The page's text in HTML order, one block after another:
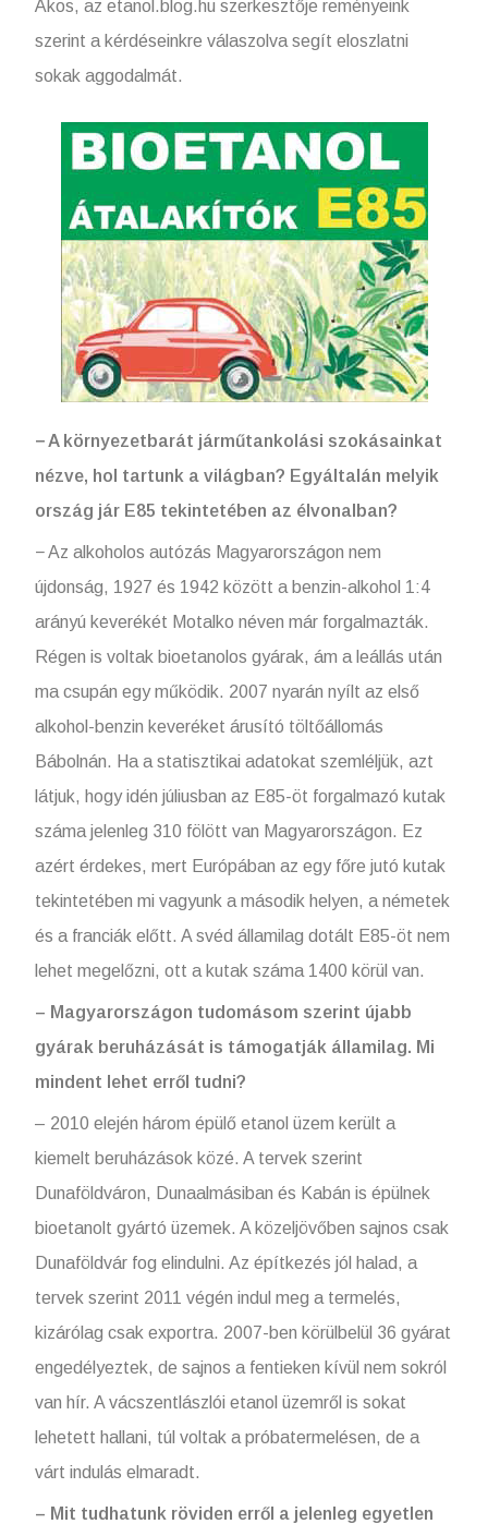
Ákos, az etanol.blog.hu szerkesztője reményeink
szerint a kérdéseinkre válaszolva segít eloszlatni
sokak aggodalmát.
− A környezetbarát járműtankolási szokásainkat
nézve, hol tartunk a világban? Egyáltalán melyik
ország jár E85 tekintetében az élvonalban?
− Az alkoholos autózás Magyarországon nem
újdonság, 1927 és 1942 között a benzin-alkohol 1:4
arányú keverékét Motalko néven már forgalmazták.
Régen is voltak bioetanolos gyárak, ám a leállás után
ma csupán egy működik. 2007 nyarán nyílt az első
alkohol-benzin keveréket árusító töltőállomás
Bábolnán. Ha a statisztikai adatokat szemléljük, azt
látjuk, hogy idén júliusban az E85-öt forgalmazó kutak
száma jelenleg 310 fölött van Magyarországon. Ez
azért érdekes, mert Európában az egy főre jutó kutak
tekintetében mi vagyunk a második helyen, a németek
és a franciák előtt. A svéd államilag dotált E85-öt nem
lehet megelőzni, ott a kutak száma 1400 körül van.
– Magyarországon tudomásom szerint újabb
gyárak beruházását is támogatják államilag. Mi
mindent lehet erről tudni?
– 2010 elején három épülő etanol üzem került a
kiemelt beruházások közé. A tervek szerint
Dunaföldváron, Dunaalmásiban és Kabán is épülnek
bioetanolt gyártó üzemek. A közeljövőben sajnos csak
Dunaföldvár fog elindulni. Az építkezés jól halad, a
tervek szerint 2011 végén indul meg a termelés,
kizárólag csak exportra. 2007-ben körülbelül 36 gyárat
engedélyeztek, de sajnos a fentieken kívül nem sokról
van hír. A vácszentlászlói etanol üzemről is sokat
lehetett hallani, túl voltak a próbatermelésen, de a
várt indulás elmaradt.
– Mit tudhatunk röviden erről a jelenleg egyetlen